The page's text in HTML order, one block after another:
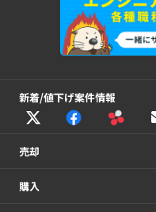
新着/値下げ案件情報
売却
購入